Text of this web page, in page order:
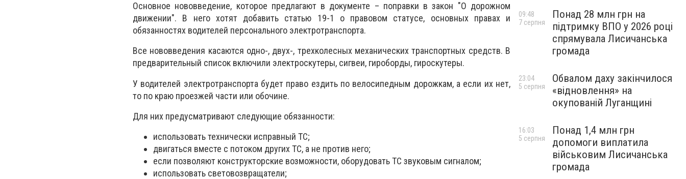
Основное нововведение, которое предлагают в документе – поправки в закон "О дорожном
движении". В него хотят добавить статью 19-1 о правовом статусе, основных правах и
обязанностях водителей персонального электротранспорта.
Все нововведения касаются одно-, двух-, трехколесных механических транспортных средств. В
предварительный список включили электроскутеры, сигвеи, гироборды, гироскутеры.
У водителей электротранспорта будет право ездить по велосипедным дорожкам, а если их нет,
то по краю проезжей части или обочине.
Для них предусматривают следующие обязанности:
использовать технически исправный ТС;
двигаться вместе с потоком других ТС, а не против него;
если позволяют конструкторские возможности, оборудовать ТС звуковым сигналом;
использовать световозвращатели;
Понад 28 млн грн на
підтримку ВПО у 2026 році
спрямувала Лисичанська
громада
09:48
7 серпня
Обвалом даху закінчилося
«відновлення» на
окупованій Луганщині
23:04
5 серпня
Понад 1,4 млн грн
допомоги виплатила
військовим Лисичанська
громада
16:03
5 серпня